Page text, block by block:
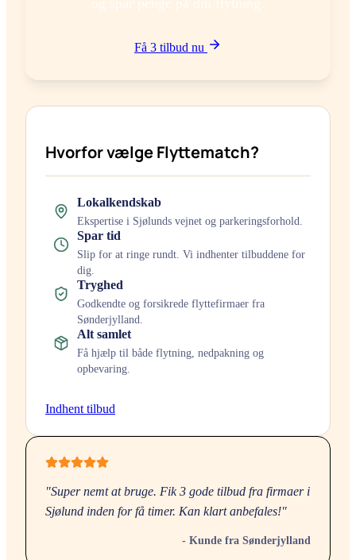
og spar penge på din flytning.
Få 3 tilbud nu
Hvorfor vælge Flyttematch?
Lokalkendskab
Ekspertise i Sjølunds vejnet og parkeringsforhold.
Spar tid
Slip for at ringe rundt. Vi indhenter tilbuddene for
dig.
Tryghed
Godkendte og forsikrede flyttefirmaer fra
Sønderjylland.
Alt samlet
Få hjælp til både flytning, nedpakning og
opbevaring.
Indhent tilbud
"Super nemt at bruge. Fik 3 gode tilbud fra firmaer i
Sjølund inden for få timer. Kan klart anbefales!"
- Kunde fra Sønderjylland